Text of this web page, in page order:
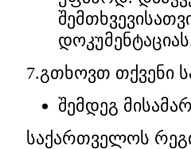
7.გთხოვთ თქვენი
შემდეგ
საქართველოს